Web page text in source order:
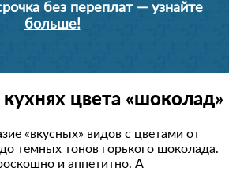
без переплат — узнайте
больше!
цвета «шоколад»
«вкусных» видов с цветами от
темных тонов горького шоколада.
и аппетитно. А